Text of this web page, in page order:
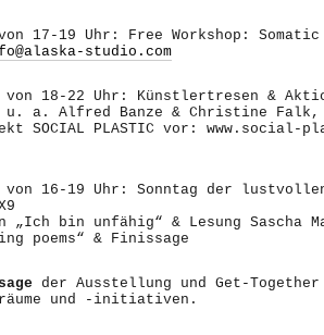
17-19 Uhr: Free Workshop:
studio.com
18-22 Uhr: Künstlertresen &
a. Alfred Banze & Christine Falk,
SOCIAL PLASTIC vor: www.social-­
16-19 Uhr: Sonntag der
„Ich bin unfähig“ & Lesung Sascha
poems“ & Finissage
der Ausstellung und Get-
und -initiativen.